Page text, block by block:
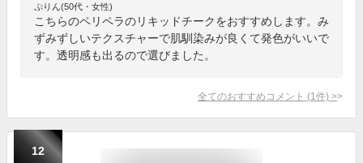
ぷりん(50代・女性)
こちらのペリペラのリキッドチークをおすすめします。み
ずみずしいテクスチャーで肌馴染みが良くて発色がいいで
す。透明感も出るので選びました。
全てのおすすめコメント (1 件) >
12